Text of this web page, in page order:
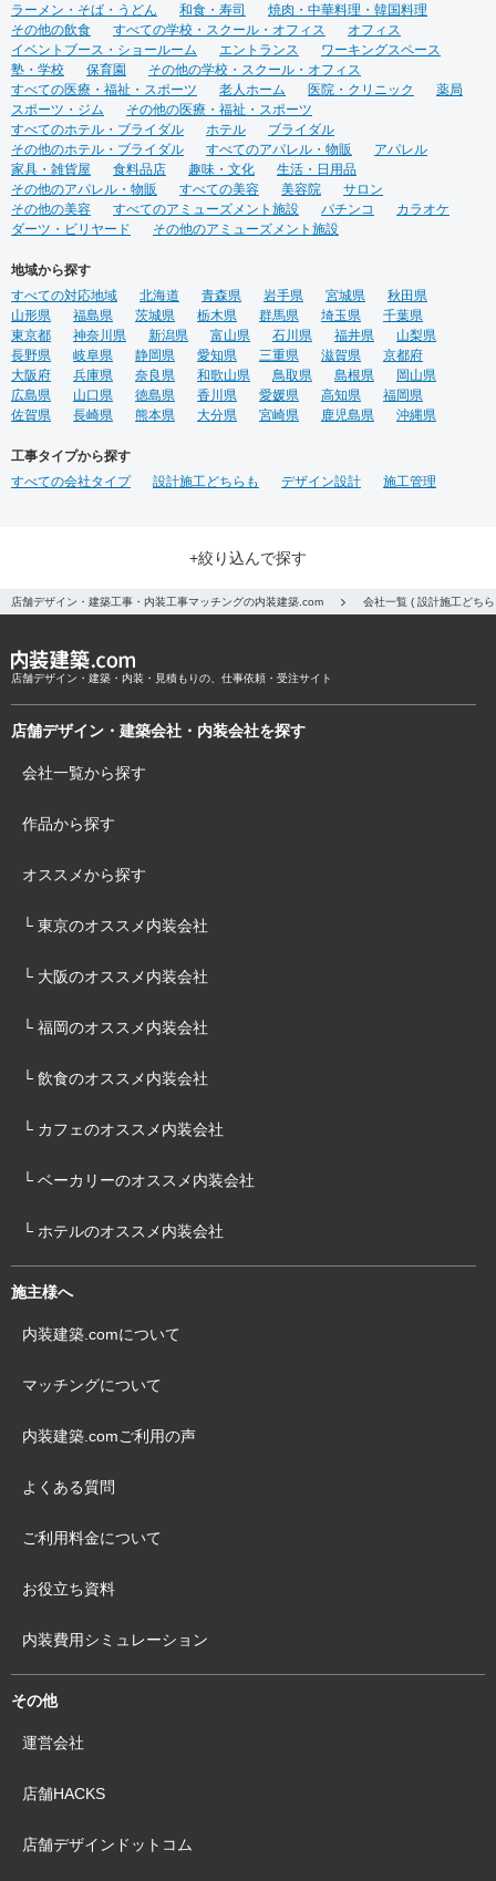
ラーメン・そば・うどん
和食・寿司
焼肉・中華料理・韓国料理
その他の飲食
すべての学校・スクール・オフィス
オフィス
イベントブース・ショールーム
エントランス
ワーキングスペース
塾・学校
保育園
その他の学校・スクール・オフィス
すべての医療・福祉・スポーツ
老人ホーム 医院・クリニック
薬局
スポーツ・ジム
その他の医療・福祉・スポーツ
すべてのホテル・ブライダル
ホテル
ブライダル
その他のホテル・ブライダル
すべてのアパレル・物販
アパレル
家具・雑貨屋
食料品店 趣味・文化
生活・日用品
その他のアパレル・物販
すべての美容 美容院
サロン
その他の美容
すべてのアミューズメント施設 パチンコ
カラオケ
ダーツ・ビリヤード
その他のアミューズメント施設
地域から探す
すべての対応地域
北海道 青森県 岩手県 宮城県
秋田県
山形県
福島県 茨城県 栃木県 群馬県 埼玉県
千葉県
東京都
神奈川県 新潟県 富山県 石川県 福井県
山梨県
長野県
岐阜県 静岡県 愛知県 三重県 滋賀県
京都府
大阪府
兵庫県 奈良県 和歌山県 鳥取県 島根県
岡山県
広島県
山口県 徳島県 香川県 愛媛県 高知県
福岡県
佐賀県
長崎県 熊本県 大分県 宮崎県 鹿児島県 沖縄県
工事タイプから探す
すべての会社タイプ
設計施工どちらも デザイン設計 施工管理
+絞り込んで探す
店舗デザイン・建築工事・内装工事マッチングの内装建築.com 会社一覧 ( 設計施工どち
店舗デザイン・建築・内装・見積もりの、仕事依頼・受注サイト
店舗デザイン・建築会社・内装会社を探す
会社一覧から探す
作品から探す
オススメから探す
└ 東京のオススメ内装会社
└ 大阪のオススメ内装会社
└ 福岡のオススメ内装会社
└ 飲食のオススメ内装会社
└ カフェのオススメ内装会社
└ ベーカリーのオススメ内装会社
└ ホテルのオススメ内装会社
施主様へ
内装建築.comについて
マッチングについて
内装建築.comご利用の声
よくある質問
ご利用料金について
お役立ち資料
内装費用シミュレーション
その他
運営会社
店舗HACKS
店舗デザインドットコム